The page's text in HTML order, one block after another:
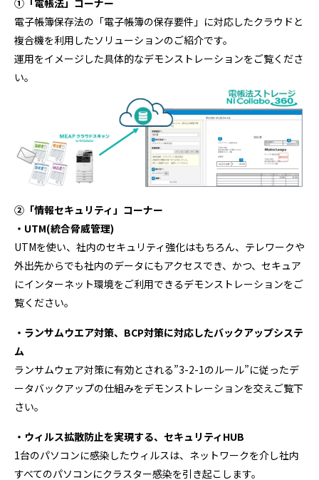
電子帳簿保存法の「電子帳簿の保存要件」に対応したクラウドと
複合機を利用したソリューションのご紹介です。
運用をイメージした具体的なデモンストレーションをご覧くださ
い。
②「情報セキュリティ」コーナー
・UTM(統合脅威管理)
UTMを使い、社内のセキュリティ強化はもちろん、テレワークや
外出先からでも社内のデータにもアクセスでき、かつ、セキュア
にインターネット環境をご利用できるデモンストレーションをご
覧ください。
・ランサムウエア対策、BCP対策に対応したバックアップシステ
ム
ランサムウェア対策に有効とされる”3-2-1のルール”に従ったデ
ータバックアップの仕組みをデモンストレーションを交えご覧下
さい。
・ウィルス拡散防止を実現する、セキュリティHUB
1台のパソコンに感染したウィルスは、ネットワークを介し社内
すべてのパソコンにクラスター感染を引き起こします。